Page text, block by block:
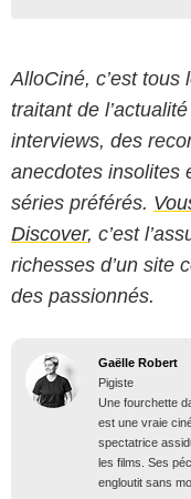
AlloCiné, c’est
traitant de
interviews, des
anecdotes insolites
séries préférés.
Discover, c’est
richesses d’un site
des passionnés.
Gaëlle Robert
Pigiste
Une fourchette
est une vraie
spectatrice
les films. Ses
engloutit sans